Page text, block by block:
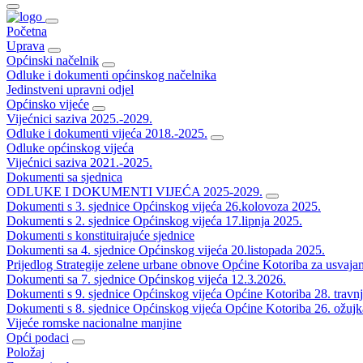
Početna
Uprava
Općinski načelnik
Odluke i dokumenti općinskog načelnika
Jedinstveni upravni odjel
Općinsko vijeće
Vijećnici saziva 2025.-2029.
Odluke i dokumenti vijeća 2018.-2025.
Odluke općinskog vijeća
Vijećnici saziva 2021.-2025.
Dokumenti sa sjednica
ODLUKE I DOKUMENTI VIJEĆA 2025-2029.
Dokumenti s 3. sjednice Općinskog vijeća 26.kolovoza 2025.
Dokumenti s 2. sjednice Općinskog vijeća 17.lipnja 2025.
Dokumenti s konstituirajuće sjednice
Dokumenti sa 4. sjednice Općinskog vijeća 20.listopada 2025.
Prijedlog Strategije zelene urbane obnove Općine Kotoriba za
Dokumenti sa 7. sjednice Općinskog vijeća 12.3.2026.
Dokumenti s 9. sjednice Općinskog vijeća Općine Kotoriba 28.
Dokumenti s 8. sjednice Općinskog vijeća Općine Kotoriba 26.
Vijeće romske nacionalne manjine
Opći podaci
Položaj